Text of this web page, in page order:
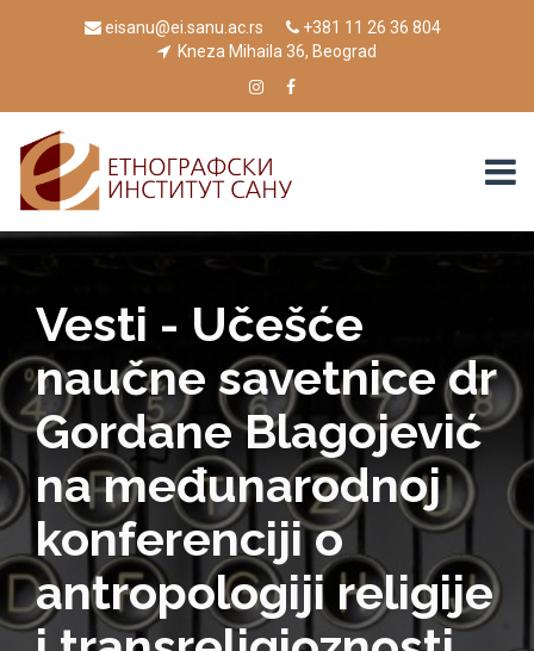
eisanu@ei.sanu.ac.rs
+381 11 26 36 804
Kneza Mihaila 36, Beograd
Vesti - Učešće
naučne savetnice dr
Gordane Blagojević
na međunarodnoj
konferenciji o
antropologiji religije